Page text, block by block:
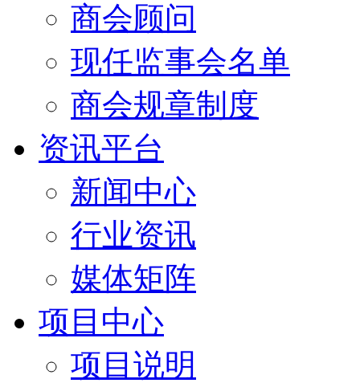
商会顾问
现任监事会名单
商会规章制度
资讯平台
新闻中心
行业资讯
媒体矩阵
项目中心
项目说明